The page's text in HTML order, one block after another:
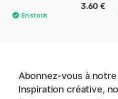
3.60 €
Abonnez-vous à
Inspiration créative,